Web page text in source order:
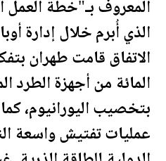
المعروف بـ"خطة العمل
الذي أُبرم خلال إدارة
الاتفاق قامت طهران
المائة من أجهزة الطرد
بتخصيب اليورانيوم،
عمليات تفتيش واسعة